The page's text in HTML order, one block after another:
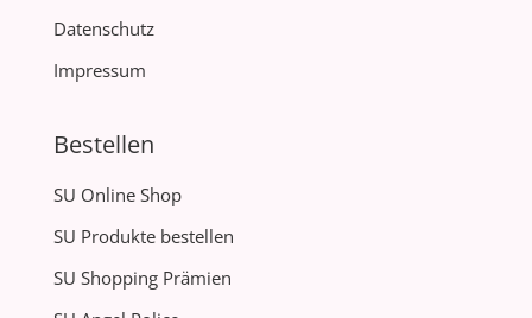
Datenschutz
Impressum
Bestellen
SU Online Shop
SU Produkte bestellen
SU Shopping Prämien